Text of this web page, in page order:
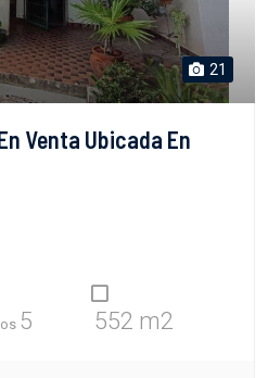
21
Venta Ubicada En
5 552 m2